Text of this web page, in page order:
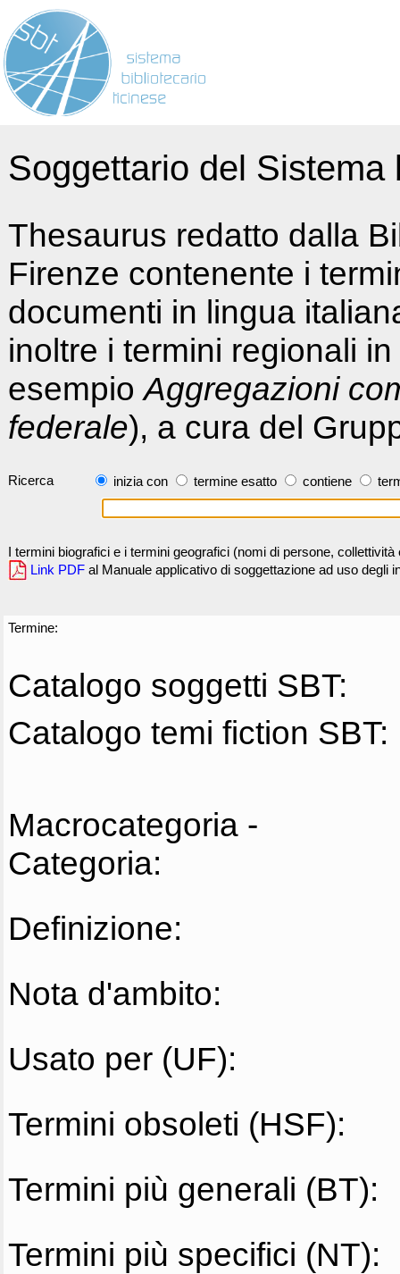
Soggettario del
Thesaurus redatto dalla
Firenze contenente i
documenti in lingua
inoltre i termini regionali
esempioAggregazioni
federale), a cura del
Ricerca inizia con termine esatto contiene
I termini biografici e i termini geografici (nomi di persone,
Link PDF al Manuale applicativo di soggettazione ad uso degli
Termine:
Catalogo soggetti SBT:
Catalogo temi fiction SBT:
Macrocategoria -
Categoria:
Definizione:
Nota d'ambito:
Usato per (UF):
Termini obsoleti (HSF):
Termini più generali (BT):
Termini più specifici (NT):